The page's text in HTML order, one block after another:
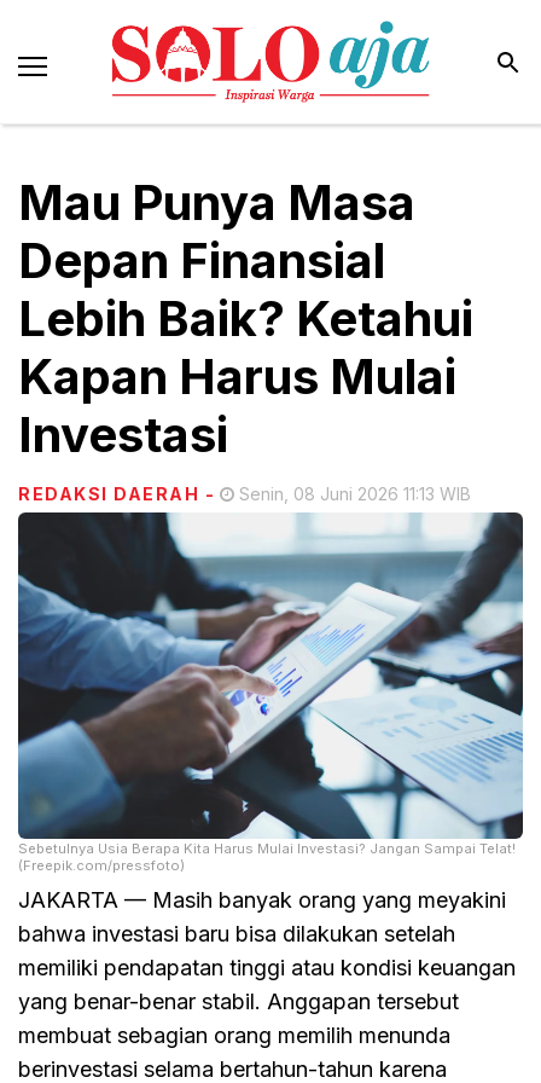
Mau Punya Masa
Depan Finansial
Lebih Baik? Ketahui
Kapan Harus Mulai
Investasi
REDAKSI DAERAH - Senin, 08 Juni 2026 11:13 WIB
Sebetulnya Usia Berapa Kita Harus Mulai Investasi? Jangan Sampai Telat!
(Freepik.com/pressfoto)
JAKARTA — Masih banyak orang yang meyakini
bahwa investasi baru bisa dilakukan setelah
memiliki pendapatan tinggi atau kondisi keuangan
yang benar-benar stabil. Anggapan tersebut
membuat sebagian orang memilih menunda
berinvestasi selama bertahun-tahun karena